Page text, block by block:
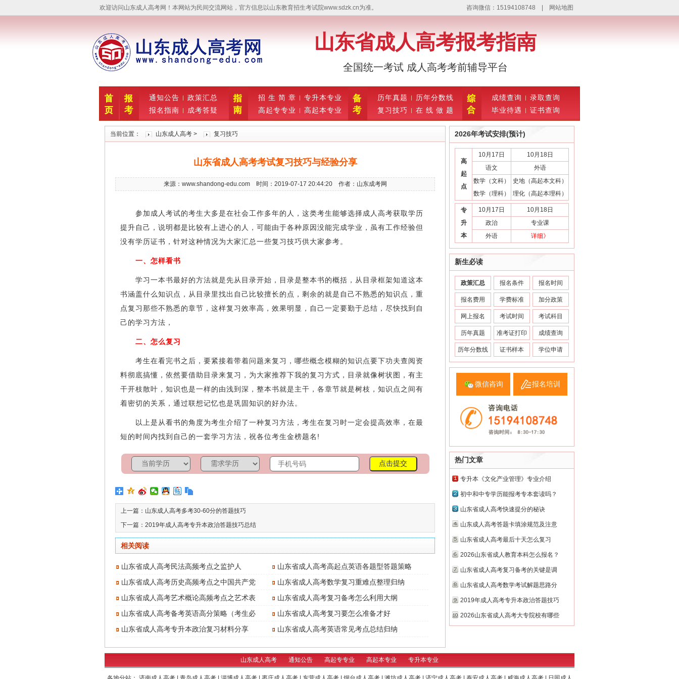
欢迎访问山东成人高考网！本网站为民间交流网站，官方信息以山东教育招生考试院www.sdzk.cn为准。 咨询微信：15194108748 | 网站地图
山东省成人高考报考指南
全国统一考试 成人高考考前辅导平台
通知公告
政策汇总
报名指南
成考答疑
招 生 简 章
专升本专业
高起专专业
高起本专业
历年真题
历年分数线
复习技巧
在 线 做 题
成绩查询
录取查询
毕业待遇
证书查询
当前位置： 山东成人高考 > 复习技巧
山东省成人高考考试复习技巧与经验分享
来源：www.shandong-edu.com 时间：2019-07-17 20:44:20 作者：山东成考网
参加成人考试的考生大多是在社会工作多年的人，这类考生能够选择成人高考获取学历
提升自己，说明都是比较有上进心的人，可能由于各种原因没能完成学业，虽有工作经验但
没有学历证书，针对这种情况为大家汇总一些复习技巧供大家参考。
一、怎样看书
学习一本书最好的方法就是先从目录开始，目录是整本书的概括，从目录框架知道这本
书涵盖什么知识点，从目录里找出自己比较擅长的点，剩余的就是自己不熟悉的知识点，重
点复习那些不熟悉的章节，这样复习效率高，效果明显，自己一定要勤于总结，尽快找到自
己的学习方法，
二、怎么复习
考生在看完书之后，要紧接着带着问题来复习，哪些概念模糊的知识点要下功夫查阅资
料彻底搞懂，依然要借助目录来复习，为大家推荐下我的复习方式，目录就像树状图，有主
干开枝散叶，知识也是一样的由浅到深，整本书就是主干，各章节就是树枝，知识点之间有
着密切的关系，通过联想记忆也是巩固知识的好办法。
以上是从看书的角度为考生介绍了一种复习方法，考生在复习时一定会提高效率，在最
短的时间内找到自己的一套学习方法，祝各位考生金榜题名!
上一篇： 山东成人高考多考30-60分的答题技巧
下一篇： 2019年成人高考专升本政治答题技巧总结
相关阅读
山东省成人高考民法高频考点之监护人
山东省成人高考高起点英语各题型答题策略
山东省成人高考历史高频考点之中国共产党
成立
山东省成人高考数学复习重难点整理归纳
山东省成人高考艺术概论高频考点之艺术表
现
山东省成人高考复习备考怎么利用大纲
山东省成人高考备考英语高分策略（考生必
看）
山东省成人高考复习要怎么准备才好
山东省成人高考专升本政治复习材料分享
山东省成人高考英语常见考点总结归纳
2026年考试安排(预计)
高
起
点
10月17日
10月18日
语文
外语
数学（文科）
数学（理科）
史地（高起本文科）
理化（高起本理科）
专
升
本
10月17日
10月18日
政治
专业课
外语
详细》
新生必读
政策汇总 报名条件 报名时间
报名费用 学费标准 加分政策
网上报名 考试时间 考试科目
历年真题 准考证打印 成绩查询
历年分数线 证书样本 学位申请
微信咨询 报名培训
热门文章
专升本《文化产业管理》专业介绍
初中和中专学历能报考专本套读吗？
山东省成人高考快速提分的秘诀
山东成人高考答题卡填涂规范及注意
山东省成人高考最后十天怎么复习
2026山东省成人教育本科怎么报名？
山东省成人高考复习备考的关键是调
山东省成人高考数学考试解题思路分
2019年成人高考专升本政治答题技巧
2026山东省成人高考大专院校有哪些
山东成人高考 通知公告 高起专专业 高起本专业 专升本专业